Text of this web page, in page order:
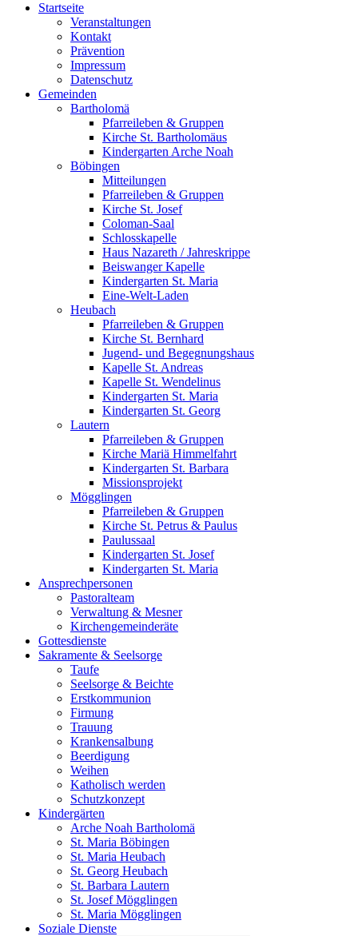
Startseite
Veranstaltungen
Kontakt
Prävention
Impressum
Datenschutz
Gemeinden
Bartholomä
Pfarreileben & Gruppen
Kirche St. Bartholomäus
Kindergarten Arche Noah
Böbingen
Mitteilungen
Pfarreileben & Gruppen
Kirche St. Josef
Coloman-Saal
Schlosskapelle
Haus Nazareth / Jahreskrippe
Beiswanger Kapelle
Kindergarten St. Maria
Eine-Welt-Laden
Heubach
Pfarreileben & Gruppen
Kirche St. Bernhard
Jugend- und Begegnungshaus
Kapelle St. Andreas
Kapelle St. Wendelinus
Kindergarten St. Maria
Kindergarten St. Georg
Lautern
Pfarreileben & Gruppen
Kirche Mariä Himmelfahrt
Kindergarten St. Barbara
Missionsprojekt
Mögglingen
Pfarreileben & Gruppen
Kirche St. Petrus & Paulus
Paulussaal
Kindergarten St. Josef
Kindergarten St. Maria
Ansprechpersonen
Pastoralteam
Verwaltung & Mesner
Kirchengemeinderäte
Gottesdienste
Sakramente & Seelsorge
Taufe
Seelsorge & Beichte
Erstkommunion
Firmung
Trauung
Krankensalbung
Beerdigung
Weihen
Katholisch werden
Schutzkonzept
Kindergärten
Arche Noah Bartholomä
St. Maria Böbingen
St. Maria Heubach
St. Georg Heubach
St. Barbara Lautern
St. Josef Mögglingen
St. Maria Mögglingen
Soziale Dienste